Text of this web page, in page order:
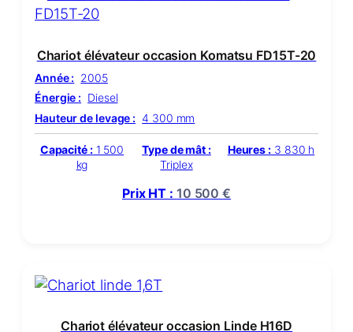
Chariot élévateur occasion Komatsu FD15T-20
Année : 2005
Énergie : Diesel
Hauteur de levage : 4 300 mm
Capacité :1 500
kg
Type de mât :
Triplex
Heures : 3 830 h
Prix HT : 10 500€
Chariot élévateur occasion Linde H16D